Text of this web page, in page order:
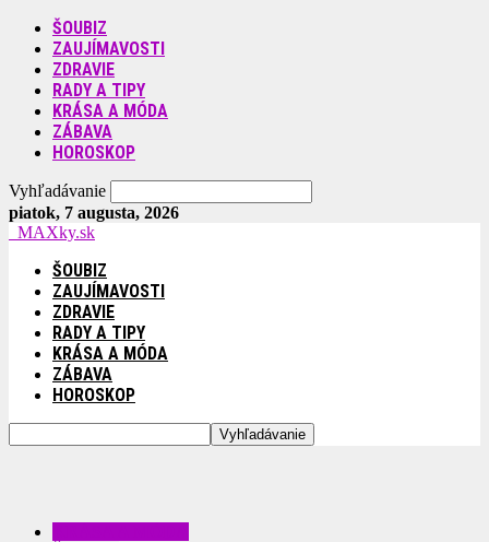
ŠOUBIZ
ZAUJÍMAVOSTI
ZDRAVIE
RADY A TIPY
KRÁSA A MÓDA
ZÁBAVA
HOROSKOP
Vyhľadávanie
piatok, 7 augusta, 2026
MAXky.sk
ŠOUBIZ
ZAUJÍMAVOSTI
ZDRAVIE
RADY A TIPY
KRÁSA A MÓDA
ZÁBAVA
HOROSKOP